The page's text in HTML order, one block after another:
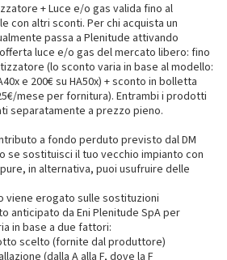
+ Luce e/o gas valida fino al
con altri sconti. Per chi acquista un
passa a Plenitude attivando
luce e/o gas del mercato libero: fino
(lo sconto varia in base al modello:
e 200€ su HA50x) + sconto in bolletta
mese per fornitura). Entrambi i prodotti
separatamente a prezzo pieno.
a fondo perduto previsto dal DM
se sostituisci il tuo vecchio impianto con
in alternativa, puoi usufruire delle
viene erogato sulle sostituzioni
anticipato da Eni Plenitude SpA per
in base a due fattori:
scelto (fornite dal produttore)
(dalla A alla F, dove la F